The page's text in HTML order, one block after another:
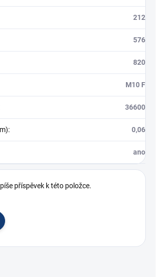
212
576
820
M10 F
36600
: 0,06
ano
příspěvek k této položce.